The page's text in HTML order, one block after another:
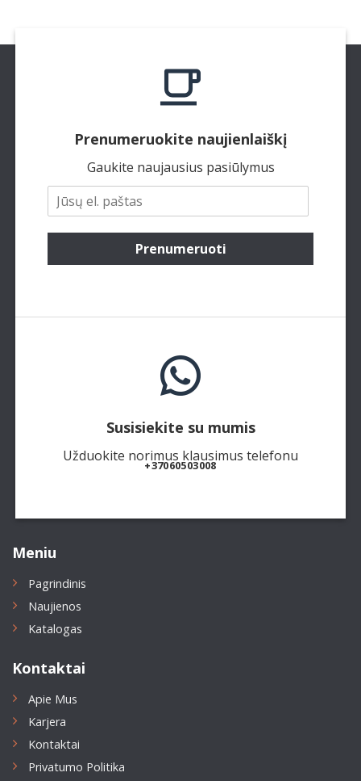
Prenumeruokite naujienlaiškį
Gaukite naujausius pasiūlymus
Prenumeruoti
Susisiekite su mumis
Užduokite norimus klausimus telefonu
+37060503008
Meniu
Pagrindinis
Naujienos
Katalogas
Kontaktai
Apie Mus
Karjera
Kontaktai
Privatumo Politika